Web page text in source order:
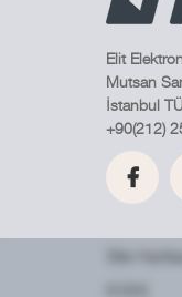
Elit
Mutsan
İstanbul
+90(212)
Site Haritası